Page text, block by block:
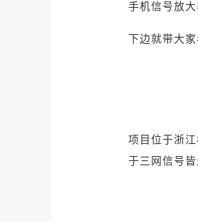
手机信号放
下边就带大
项目位于浙江
于三网信号